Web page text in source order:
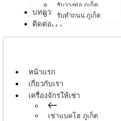
รับวางท่อ ภูเก็ต
รับทำถนน ภูเก็ต
บทความ
ติดต่อเรา
หน้าแรก
เกี่ยวกับเรา
เครื่องจักรให้เช่า
เช่าแบคโฮ ภูเก็ต